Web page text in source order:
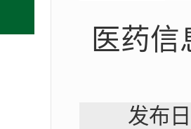
医药信
发布